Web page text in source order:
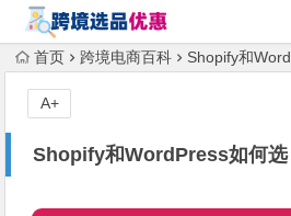
首页 跨境电商百科 Shopify和
Shopify和WordPress如何选
A+